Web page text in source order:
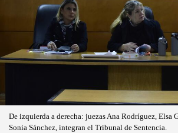
De izquierda a derecha: juezas Ana Rodríguez, Elsa
Sonia Sánchez, integran el Tribunal de Sentencia.